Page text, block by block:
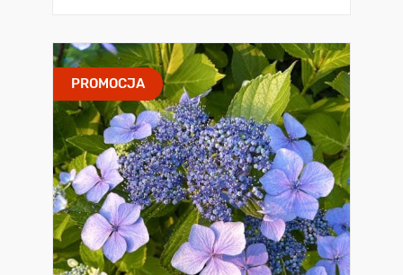
PROMOCJA